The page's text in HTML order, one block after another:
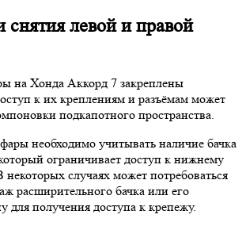
снятия левой и правой
на Хонда Аккорд 7 закреплены
к их креплениям и разъёмам может
подкапотного пространства.
необходимо учитывать наличие бачка
ограничивает доступ к нижнему
случаях может потребоваться
расширительного бачка или его
для получения доступа к крепежу.